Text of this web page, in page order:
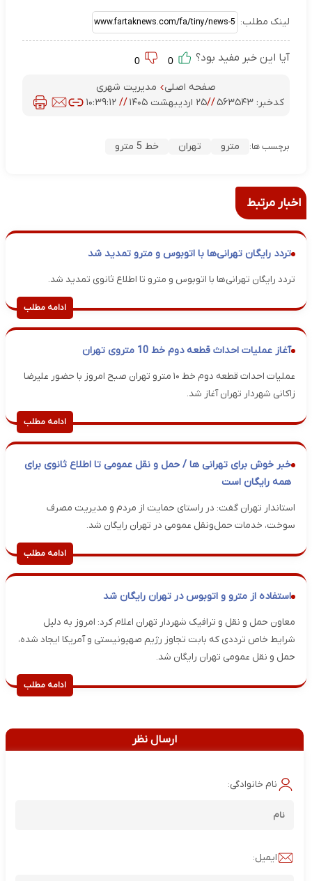
لینک مطلب:
آیا این خبر مفید بود؟
صفحه اصلی
مدیریت شهری
کدخبر:۵۶۳۵۴۳ //۲۵ اردیبهشت ۱۴۰۵ //۱۰:۳۹:۱۲
برچسب ها: مترو تهران خط 5 مترو
اخبار مرتبط
تردد رایگان تهرانی‌ها با اتوبوس و مترو تمدید شد
تردد رایگان تهرانی‌ها با اتوبوس و مترو تا اطلاع ثانوی تمدید شد.
ادامه مطلب
آغاز عملیات احداث قطعه دوم خط 10 متروی تهران
عملیات احداث قطعه دوم خط ۱۰ مترو تهران صبح امروز با حضور علیرضا
زاکانی شهردار تهران آغاز شد.
ادامه مطلب
خبر خوش برای تهرانی ها / حمل و نقل عمومی تا اطلاع ثانوی برای
همه رایگان است
استاندار تهران گفت: در راستای حمایت از مردم و مدیریت مصرف
سوخت، خدمات حمل‌ونقل عمومی در تهران رایگان شد.
ادامه مطلب
استفاده از مترو و اتوبوس در تهران رایگان شد
معاون حمل و نقل و ترافیک شهردار تهران اعلام کرد: امروز به دلیل
شرایط خاص ترددی که بابت تجاوز رژیم صهیونیستی و آمریکا ایجاد شده،
حمل و نقل عمومی تهران رایگان شد.
ادامه مطلب
ارسال نظر
نام خانوادگی:
ایمیل: